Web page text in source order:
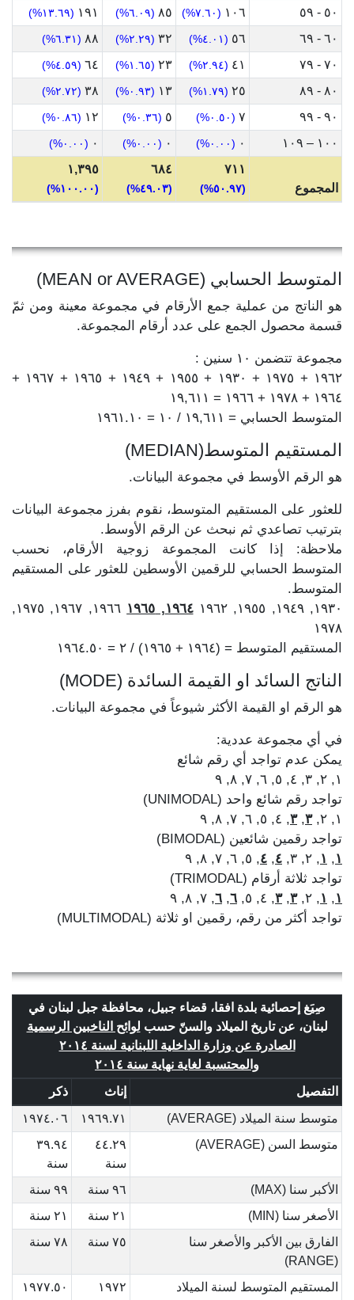
٥٠ - ٥٩ ١٠٦ (٧.٦٠%) ٨٥ (٦.٠٩%) ١٩١ (١٣.٦٩%)
٦٠ - ٦٩ ٥٦ (٤.٠١%) ٣٢ (٢.٢٩%) ٨٨ (٦.٣١%)
٧٠ - ٧٩ ٤١ (٢.٩٤%) ٢٣ (١.٦٥%) ٦٤ (٤.٥٩%)
٨٠ - ٨٩ ٢٥ (١.٧٩%) ١٣ (٠.٩٣%) ٣٨ (٢.٧٢%)
٩٠ - ٩٩ ٧ (٠.٥٠%) ٥ (٠.٣٦%) ١٢ (٠.٨٦%)
١٠٠ – ١٠٩ ٠ (٠.٠٠%) ٠ (٠.٠٠%) ٠ (٠.٠٠%)
المجموع
٧١١
(٥٠.٩٧%)
٦٨٤
(٤٩.٠٣%)
١,٣٩٥
(١٠٠.٠٠%)
المتوسط الحسابي (MEAN or AVERAGE)
هو الناتج من عملية جمع الأرقام في مجموعة معينة ومن ثمّ
قسمة محصول الجمع على عدد أرقام المجموعة.
مجموعة تتضمن ١٠ سنين :
١٩٦٢ + ١٩٧٥ + ١٩٣٠ + ١٩٥٥ + ١٩٤٩ + ١٩٦٥ + ١٩٦٧ +
١٩٦٤ + ١٩٧٨ + ١٩٦٦ = ١٩,٦١١
المتوسط الحسابي = ١٩,٦١١ / ١٠ = ١٩٦١.١٠
المستقيم المتوسط(MEDIAN)
هو الرقم الأوسط في مجموعة البيانات.
للعثور على المستقيم المتوسط، نقوم بفرز مجموعة البيانات
بترتيب تصاعدي ثم نبحث عن الرقم الأوسط.
ملاحظة: إذا كانت المجموعة زوجية الأرقام، نحسب
المتوسط الحسابي للرقمين الأوسطين للعثور على المستقيم
المتوسط.
١٩٣٠, ١٩٤٩, ١٩٥٥, ١٩٦٢
١٩٦٤, ١٩٦٥
١٩٦٦, ١٩٦٧, ١٩٧٥,
١٩٧٨
المستقيم المتوسط = (١٩٦٤ + ١٩٦٥) / ٢ = ١٩٦٤.٥٠
الناتج السائد او القيمة السائدة (MODE)
هو الرقم او القيمة الأكثر شيوعاً في مجموعة البيانات.
في أي مجموعة عددية:
يمكن عدم تواجد أي رقم شائع
١, ٢, ٣, ٤, ٥, ٦, ٧, ٨, ٩
تواجد رقم شائع واحد (UNIMODAL)
١, ٢,
٣,٣, ٤, ٥, ٦, ٧, ٨, ٩
تواجد رقمين شائعين (BIMODAL)
١, ١, ٢, ٣, ٤, ٤, ٥, ٦, ٧, ٨, ٩
تواجد ثلاثة أرقام (TRIMODAL)
١, ١, ٢, ٣,٣, ٤, ٥, ٦, ٦, ٧, ٨, ٩
تواجد أكثر من رقم، رقمين او ثلاثة (MULTIMODAL)
صِيَغ إحصائية بلدة افقا، قضاء جبيل، محافظة جبل لبنان في
لبنان، عن تاريخ الميلاد والسنّ حسب لوائح الناخبين الرسمية
الصادرة عن وزارة الداخلية اللبنانية لسنة ٢٠١٤
والمحتسبة لغاية نهاية سنة ٢٠١٤
التفصيل
إناث
ذكر
متوسط سنة الميلاد (AVERAGE)
١٩٦٩.٧١
١٩٧٤.٠٦
متوسط السن (AVERAGE)
٤٤.٢٩
سنة
٣٩.٩٤
سنة
الأكبر سنا (MAX)
٩٦ سنة
٩٩ سنة
الأصغر سنا (MIN)
٢١ سنة
٢١ سنة
الفارق بين الأكبر والأصغر سنا
(RANGE)
٧٥ سنة ٧٨ سنة
المستقيم المتوسط لسنة الميلاد
١٩٧٢ ١٩٧٧.٥٠